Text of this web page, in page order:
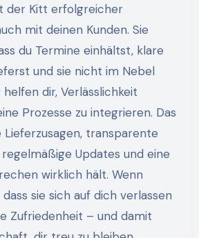
mit deinen Kunden. Sie
du Termine einhältst, klare
und sie nicht im Nebel
dir, Verlässlichkeit
Prozesse zu integrieren. Das
transparente
Updates und eine
wirklich hält. Wenn
sie sich auf dich verlassen
Zufriedenheit – und damit